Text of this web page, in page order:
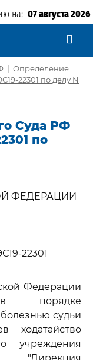
на: 07 августа 2026
| Определение
22301 по делу N
Суда РФ
по
ФЕДЕРАЦИИ
22301
Федерации
порядке
судьи
ходатайство
учреждения